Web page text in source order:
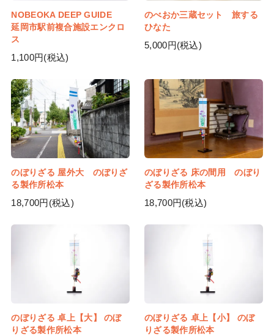
NOBEOKA DEEP GUIDE
延岡市駅前複合施設エンクロ
ス
1,100円(税込)
のべおか三蔵セット 旅する
ひなた
5,000円(税込)
のぼりざる 屋外大 のぼりざ
る製作所松本
18,700円(税込)
のぼりざる 床の間用 のぼり
ざる製作所松本
18,700円(税込)
のぼりざる 卓上【大】 のぼ
りざる製作所松本
のぼりざる 卓上【小】 のぼ
りざる製作所松本